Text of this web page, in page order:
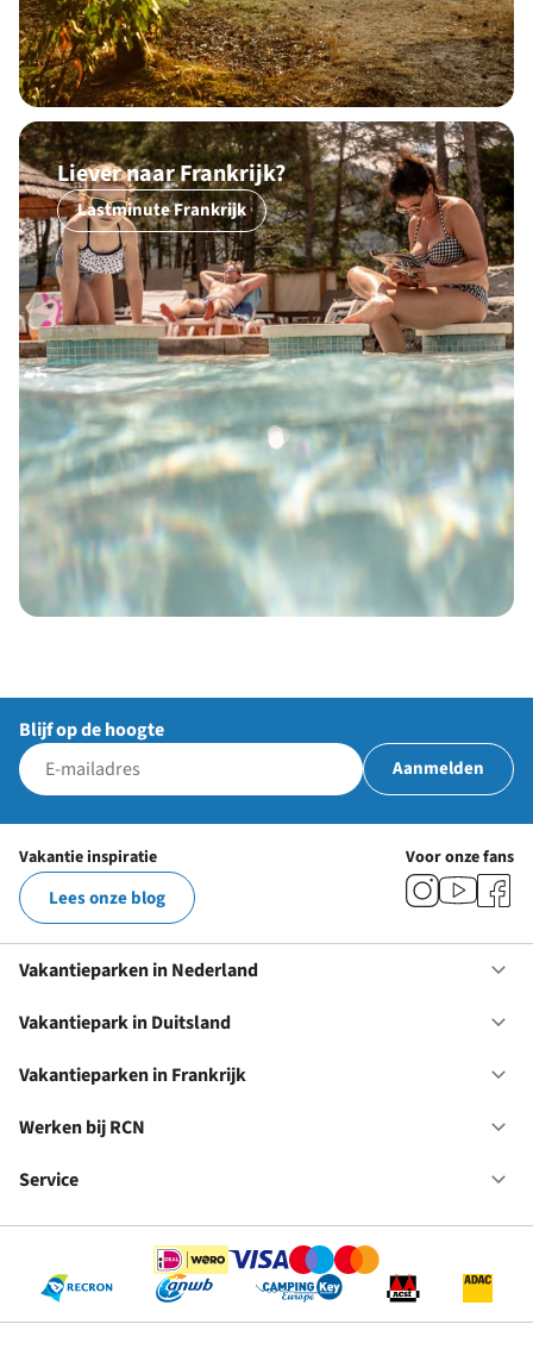
Liever naar Frankrijk?
Lastminute Frankrijk
Blijf op de hoogte
Aanmelden
Vakantie inspiratie
Lees onze blog
Voor onze fans
Vakantieparken in Nederland
Vakantiepark in Duitsland
Vakantieparken in Frankrijk
Werken bij RCN
Service